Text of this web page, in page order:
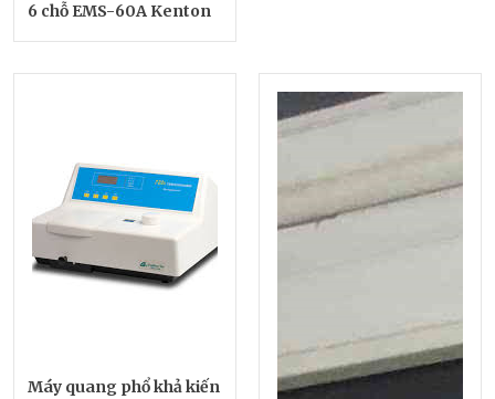
6 chỗ EMS-60A Kenton
Máy quang phổ khả kiến